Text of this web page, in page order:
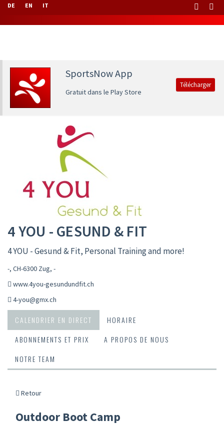
DE EN IT
SportsNow App
Gratuit dans le Play Store
Télécharger
4 YOU - GESUND & FIT
4 YOU - Gesund & Fit, Personal Training and more!
-, CH-6300 Zug, -
www.4you-gesundundfit.ch
4-you@gmx.ch
CALENDRIER EN DIRECT
HORAIRE
ABONNEMENTS ET PRIX
A PROPOS DE NOUS
NOTRE TEAM
Retour
Outdoor Boot Camp